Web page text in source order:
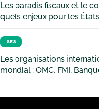
Les paradis fiscaux et le
quels enjeux pour les
SES
Les organisations
mondial : OMC, FMI,